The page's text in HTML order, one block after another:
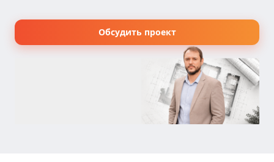
Обсудить проект